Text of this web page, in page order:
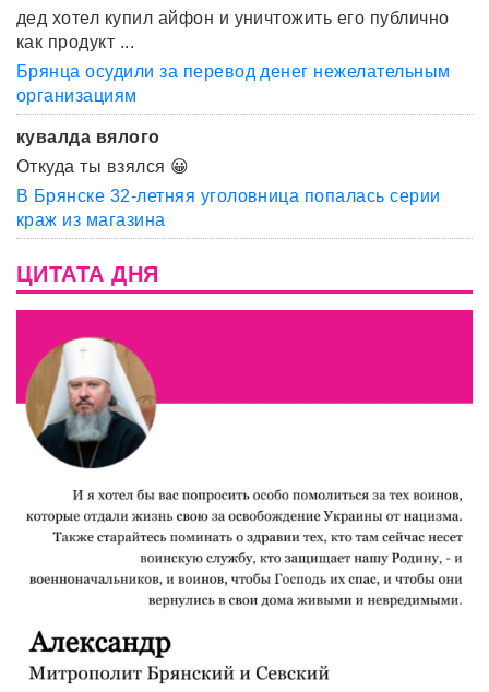
дед хотел купил айфон и уничтожить его публично
как продукт ...
Брянца осудили за перевод денег нежелательным
организациям
кувалда вялого
Откуда ты взялся 😀
В Брянске 32-летняя уголовница попалась серии
краж из магазина
ЦИТАТА ДНЯ